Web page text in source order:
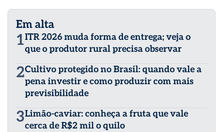
Em alta
1ITR 2026 muda forma de entrega; veja o
que o produtor rural precisa observar
2Cultivo protegido no Brasil: quando vale a
pena investir e como produzir com mais
previsibilidade
3Limão-caviar: conheça a fruta que vale
cerca de R$2 mil o quilo